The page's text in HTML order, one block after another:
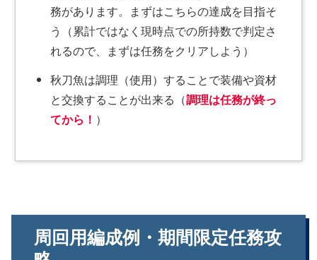
務があります。まずはこちらの達成を目指そ
う（累計ではなく現時点での所持数で判定さ
れるので、まずは任務をクリアしよう）
秋刀魚は調理（使用）することで装備や資材
と交換することが出来る（調理は任務が終っ
てから！ ）
周回用編成例・期間限定任務攻